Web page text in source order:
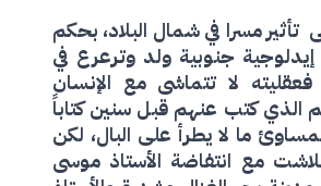
تأثير مسرا في شمال البلاد، بحكم
جنوبية ولد وترعرع في
لا تتماشى مع الإنسان
الذي كتب عنهم قبل سنين كتاباً
ما لا يطرأ على البال، لكن
مع انتفاضة الأستاذ موسى